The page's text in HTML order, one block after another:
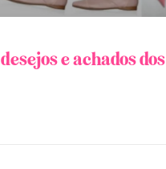
e achados dos